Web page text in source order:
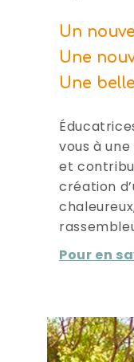
Un
Une
Une
vous à
et
création
Pour en